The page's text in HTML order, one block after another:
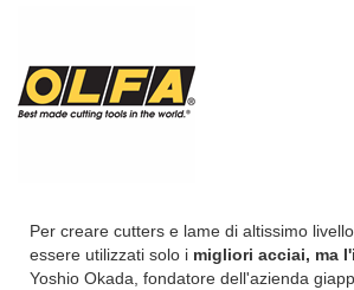
Per creare cutters e lame di altissimo
essere utilizzati solo i migliori acciai, ma
Yoshio Okada, fondatore dell'azienda